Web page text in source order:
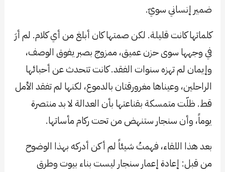
ضمير إنساني سويّ.
كلماتها كانت قليلة. لكن صمتها كان أبلغ من أي كلام. لم أرَ
في وجهها سوى حزن عميق، ممزوج بصبر يفوق الوصف،
وإيمان لم تهزه سنوات الفقد. كانت تتحدث عن أحبائها
الراحلين، وعيناها مغرورقتان بالدموع، لكنها لم تفقد الأمل
قط. ظلّت متمسكة بقناعتها بأن العدالة لا بد منتصرة
يوماً، وأن سنجار ستنهض من تحت ركام مأساتها.
بعد هذا اللقاء، فهمتُ شيئاً لم أكن أدركه بهذا الوضوح
من قبل: إعادة إعمار سنجار ليست بناء بيوت وطرق